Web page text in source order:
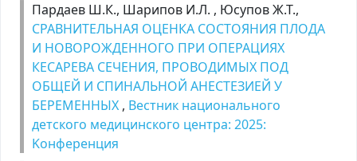
Пардаев Ш.К., Шарипов И.Л. , Юсупов Ж.Т.,
СРАВНИТЕЛЬНАЯ ОЦЕНКА СОСТОЯНИЯ ПЛОДА
И НОВОРОЖДЕННОГО ПРИ ОПЕРАЦИЯХ
КЕСАРЕВА СЕЧЕНИЯ, ПРОВОДИМЫХ ПОД
ОБЩЕЙ И СПИНАЛЬНОЙ АНЕСТЕЗИЕЙ У
БЕРЕМЕННЫХ , Вестник национального
детского медицинского центра: 2025:
Kонференция